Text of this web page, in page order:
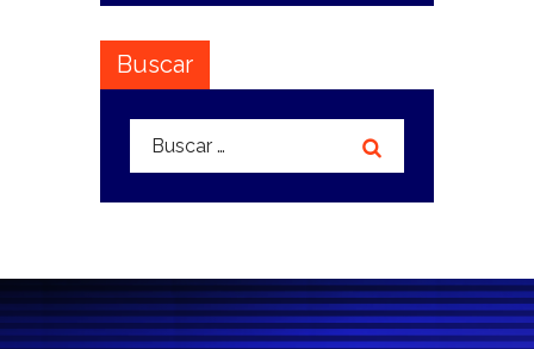
Buscar
Buscar: